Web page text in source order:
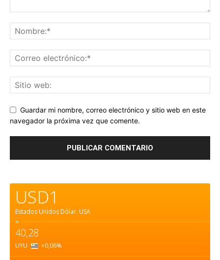
Guardar mi nombre, correo electrónico y sitio web en este
navegador la próxima vez que comente.
USD1
Estados Unidos Dólar. USA
=
40,28
UYU +0,06%